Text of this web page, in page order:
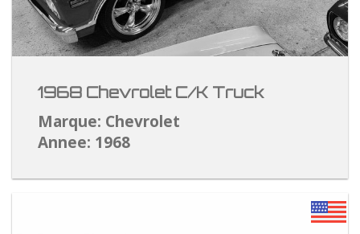
1968 Chevrolet C/K Truck
Marque: Chevrolet
Annee: 1968